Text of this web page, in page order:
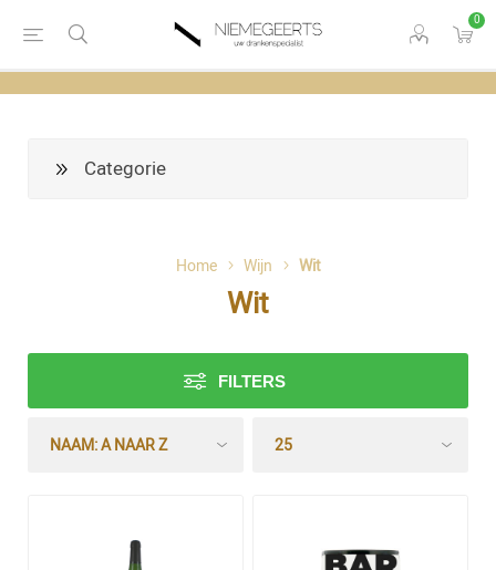
0
Categorie
Home Wijn Wit
Wit
FILTERS